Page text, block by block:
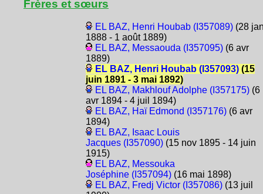
Frères et sœurs
EL BAZ, Henri Houbab (I357089)(28
1888 - 1 août 1889)
EL BAZ, Messaouda (I357095)(6 avr
1889)
EL BAZ, Henri Houbab (I357093)(15
juin 1891 - 3 mai 1892)
EL BAZ, Makhlouf Adolphe (I357175)(6
avr 1894 - 4 juil 1894)
EL BAZ, Haï Edmond (I357176)(6 avr
1894)
EL BAZ, Isaac Louis
Jacques (I357090)(15 nov 1895 - 14 juin
1915)
EL BAZ, Messouka
Joséphine (I357094)(16 mai 1898)
EL BAZ, Fredj Victor (I357086)(13 juil